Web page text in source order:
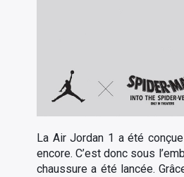
La Air Jordan 1 a été
encore. C’est donc sous
chaussure a été lancée.